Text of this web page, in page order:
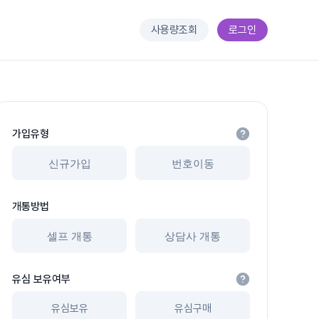
사용량조회 로그인
가입유형
신규가입 번호이동
개통방법
셀프 개통 상담사 개통
유심 보유여부
유심보유 유심구매